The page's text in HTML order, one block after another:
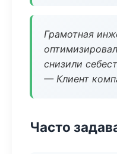
Грамотная
снизили
— Клиент
Часто